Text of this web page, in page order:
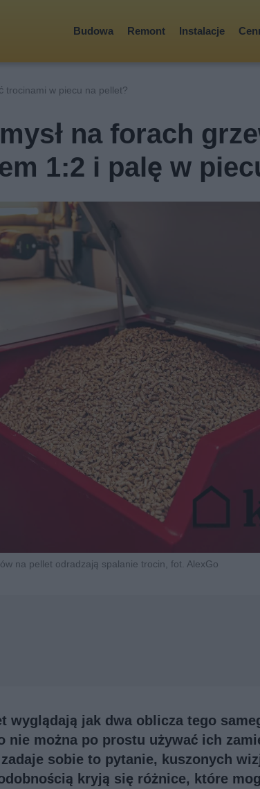
Budowa Remont Instalacje
trocinami w piecu na pellet?
na forach
1:2 i palę w
na pellet odradzają spalanie trocin, fot. AlexGo
wyglądają jak dwa oblicza tego
nie można po prostu używać ich
sobie to pytanie, kuszonych
kryją się różnice, które